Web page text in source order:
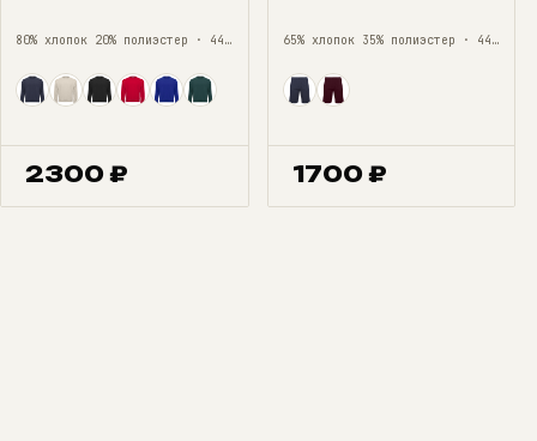
80% хлопок 20% полиэстер · 44—56
2300 ₽
65% хлопок 35% полиэстер · 44—56
1700 ₽